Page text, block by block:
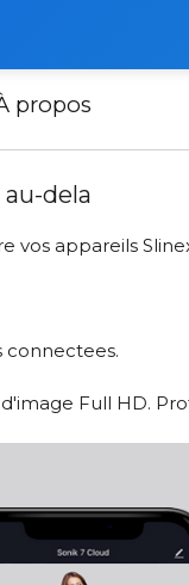
propos
qui va au-dela
dela
vos appareils
connectees.
Full HD.